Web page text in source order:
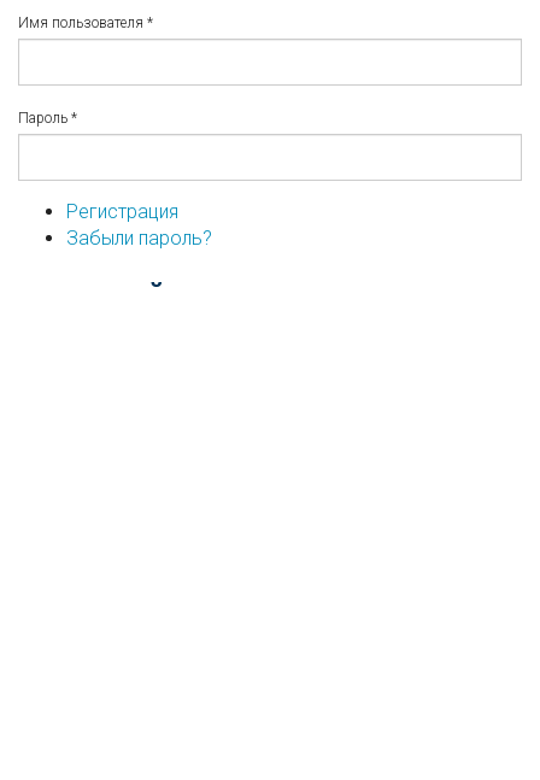
Имя пользователя *
Пароль *
Регистрация
Забыли пароль?
...или войдите используя